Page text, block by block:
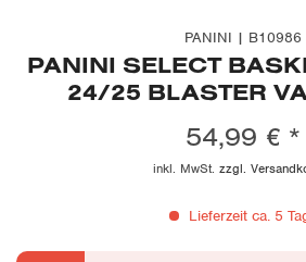
PANINI | B10986
PANINI SELECT
24/25 BLASTER
54,99 € *
inkl. MwSt. zzgl.
Lieferzeit ca. 5